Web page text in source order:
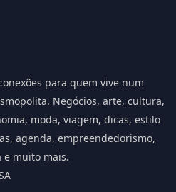
para quem vive num
Negócios, arte, cultura,
moda, viagem, dicas, estilo
agenda, empreendedorismo,
muito mais.